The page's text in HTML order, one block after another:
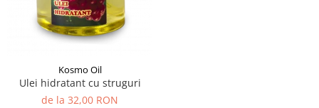
Kosmo Oil
Ulei hidratant cu struguri
de la 32,00 RON